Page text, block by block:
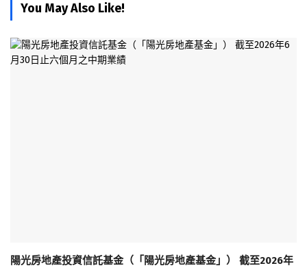
You May Also Like!
陽光房地產投資信託基金（「陽光房地產基金」） 截至2026年